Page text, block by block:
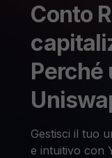
Conto
Perché
Gestisci il tuo
e intuitivo con